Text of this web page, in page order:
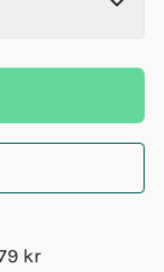
kr